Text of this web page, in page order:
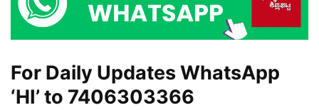
For Daily Updates WhatsApp
‘HI’ to 7406303366